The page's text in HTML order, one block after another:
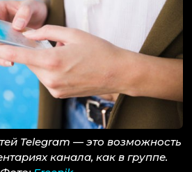
Telegram — это возможность
канала, как в группе.